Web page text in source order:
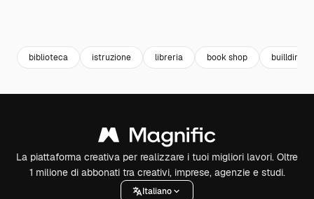
biblioteca istruzione libreria book shop buillding
La piattaforma creativa per realizzare i tuoi migliori lavori. Oltre
1 milione di abbonati tra creativi, imprese, agenzie e studi.
Italiano